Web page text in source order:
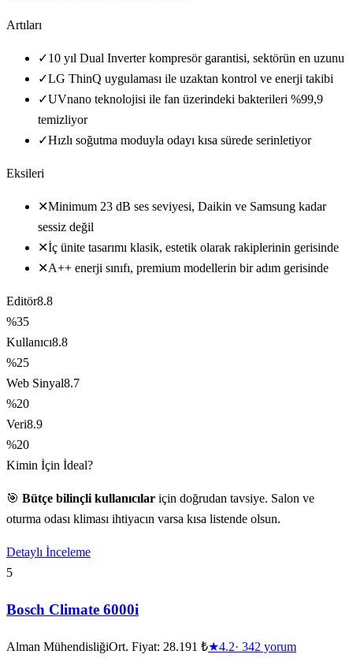
Artıları
✓10 yıl Dual Inverter kompresör garantisi, sektörün en uzunu
✓LG ThinQ uygulaması ile uzaktan kontrol ve enerji takibi
✓UVnano teknolojisi ile fan üzerindeki bakterileri %99,9
temizliyor
✓Hızlı soğutma moduyla odayı kısa sürede serinletiyor
Eksileri
✕Minimum 23 dB ses seviyesi, Daikin ve Samsung kadar
sessiz değil
✕İç ünite tasarımı klasik, estetik olarak rakiplerinin gerisinde
✕A++ enerji sınıfı, premium modellerin bir adım gerisinde
Editör8.8
%35
Kullanıcı8.8
%25
Web Sinyal8.7
%20
Veri8.9
%20
Kimin İçin İdeal?
🎯 Bütçe bilinçli kullanıcılar için doğrudan tavsiye. Salon ve
oturma odası kliması ihtiyacın varsa kısa listende olsun.
Detaylı İnceleme
5
Bosch Climate 6000i
Alman MühendisliğiOrt. Fiyat: 28.191 ₺★4.2· 342 yorum